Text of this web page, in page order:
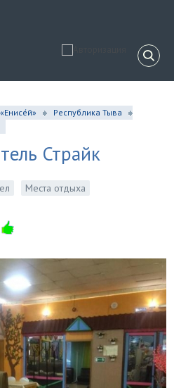
Республика Тыва
Страйк
Места отдыха